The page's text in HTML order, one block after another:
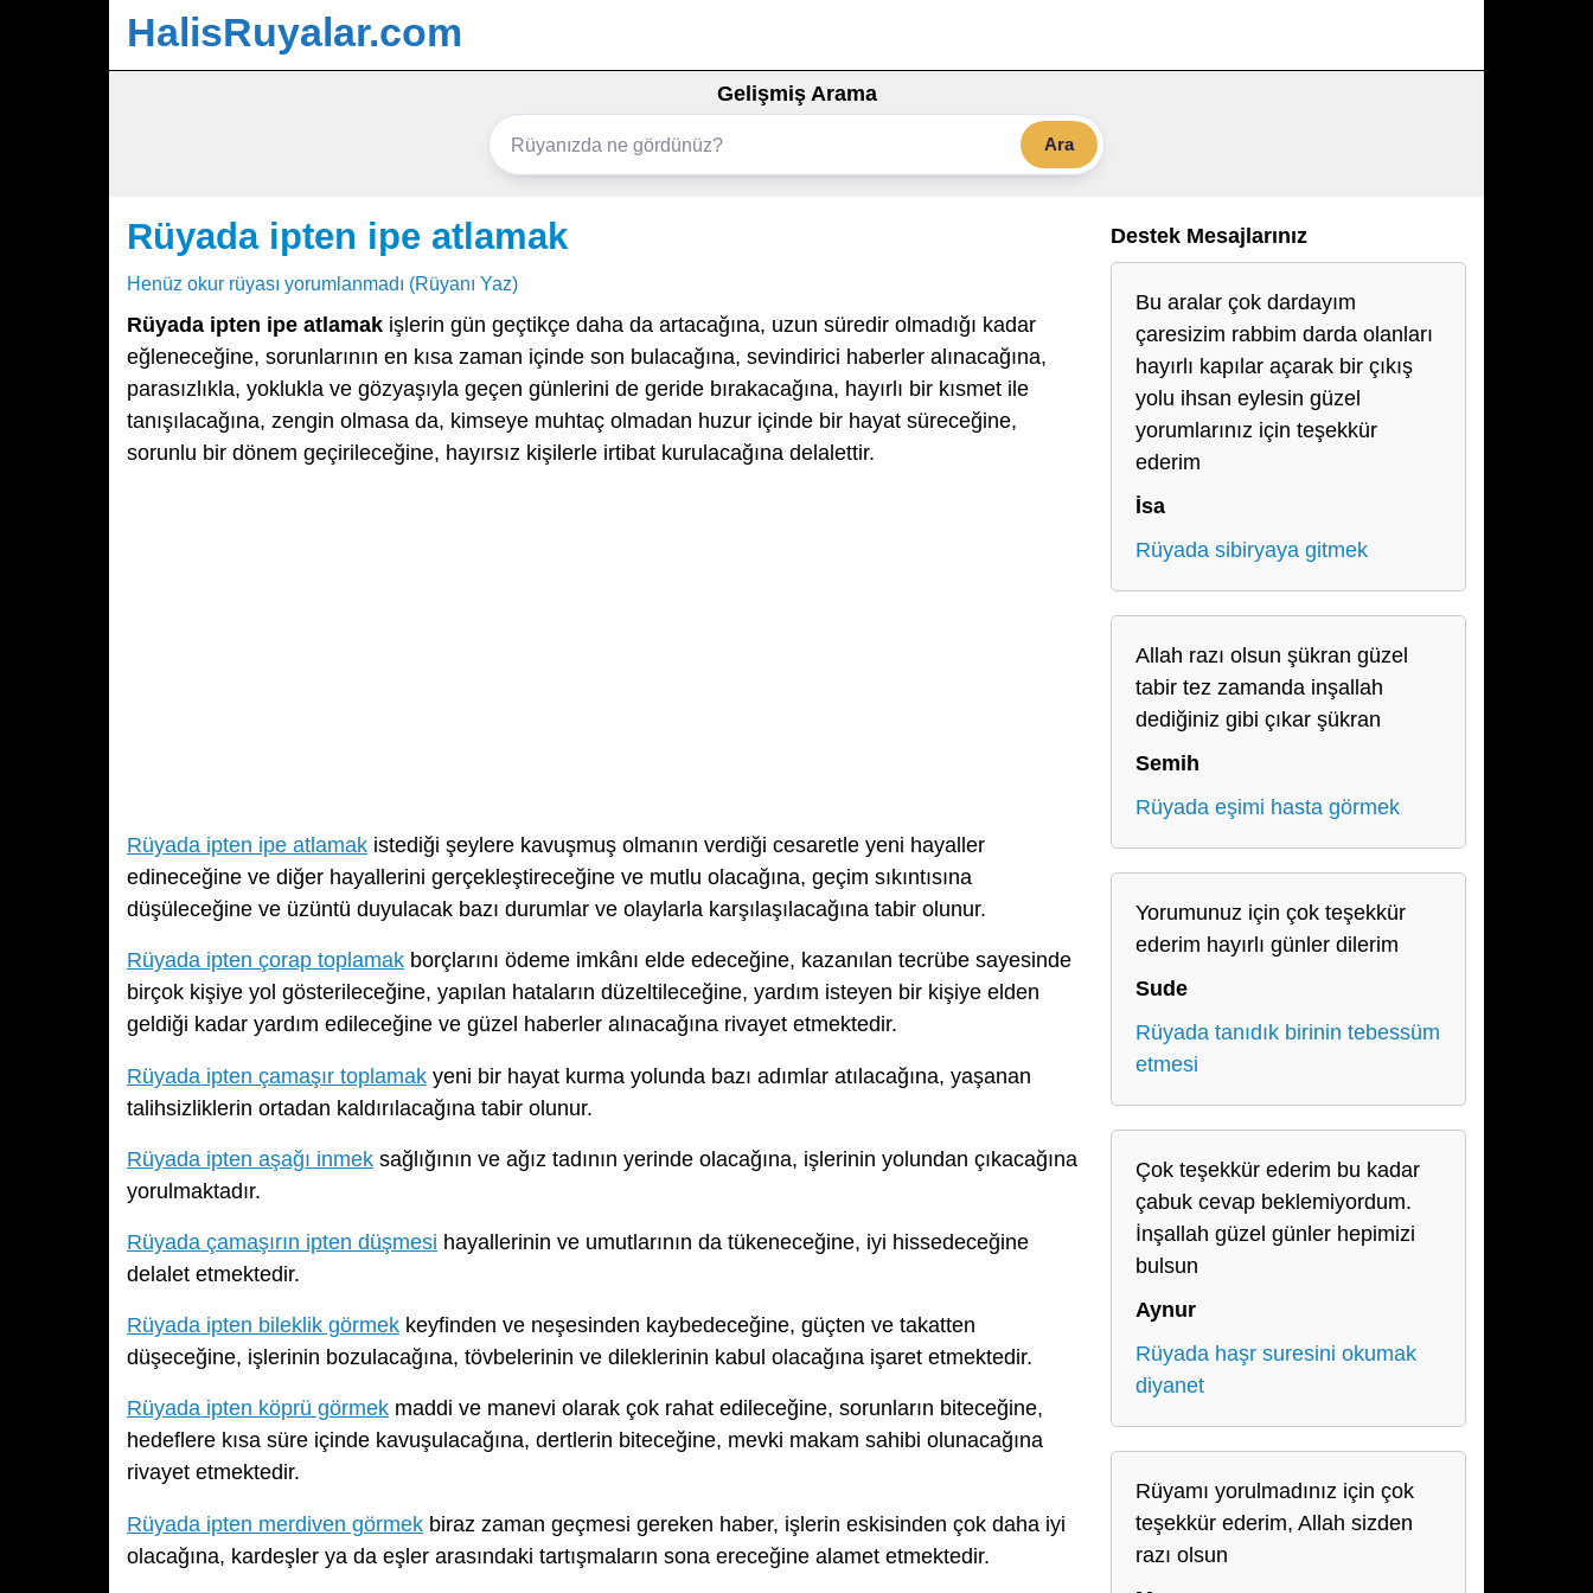
HalisRuyalar.com
Gelişmiş Arama
Ara
Rüyada ipten ipe atlamak
Henüz okur rüyası yorumlanmadı (Rüyanı Yaz)
Rüyada ipten ipe atlamak işlerin gün geçtikçe daha da artacağına, uzun süredir olmadığı kadar
eğleneceğine, sorunlarının en kısa zaman içinde son bulacağına, sevindirici haberler alınacağına,
parasızlıkla, yoklukla ve gözyaşıyla geçen günlerini de geride bırakacağına, hayırlı bir kısmet ile
tanışılacağına, zengin olmasa da, kimseye muhtaç olmadan huzur içinde bir hayat süreceğine,
sorunlu bir dönem geçirileceğine, hayırsız kişilerle irtibat kurulacağına delalettir.
Rüyada ipten ipe atlamak istediği şeylere kavuşmuş olmanın verdiği cesaretle yeni hayaller
edineceğine ve diğer hayallerini gerçekleştireceğine ve mutlu olacağına, geçim sıkıntısına
düşüleceğine ve üzüntü duyulacak bazı durumlar ve olaylarla karşılaşılacağına tabir olunur.
Rüyada ipten çorap toplamak borçlarını ödeme imkânı elde edeceğine, kazanılan tecrübe sayesinde
birçok kişiye yol gösterileceğine, yapılan hataların düzeltileceğine, yardım isteyen bir kişiye elden
geldiği kadar yardım edileceğine ve güzel haberler alınacağına rivayet etmektedir.
Rüyada ipten çamaşır toplamak yeni bir hayat kurma yolunda bazı adımlar atılacağına, yaşanan
talihsizliklerin ortadan kaldırılacağına tabir olunur.
Rüyada ipten aşağı inmek sağlığının ve ağız tadının yerinde olacağına, işlerinin yolundan çıkacağına
yorulmaktadır.
Rüyada çamaşırın ipten düşmesi hayallerinin ve umutlarının da tükeneceğine, iyi hissedeceğine
delalet etmektedir.
Rüyada ipten bileklik görmek keyfinden ve neşesinden kaybedeceğine, güçten ve takatten
düşeceğine, işlerinin bozulacağına, tövbelerinin ve dileklerinin kabul olacağına işaret etmektedir.
Rüyada ipten köprü görmek maddi ve manevi olarak çok rahat edileceğine, sorunların biteceğine,
hedeflere kısa süre içinde kavuşulacağına, dertlerin biteceğine, mevki makam sahibi olunacağına
rivayet etmektedir.
Rüyada ipten merdiven görmek biraz zaman geçmesi gereken haber, işlerin eskisinden çok daha iyi
olacağına, kardeşler ya da eşler arasındaki tartışmaların sona ereceğine alamet etmektedir.
Destek Mesajlarınız
Bu aralar çok dardayım
çaresizim rabbim darda olanları
hayırlı kapılar açarak bir çıkış
yolu ihsan eylesin güzel
yorumlarınız için teşekkür
ederim
İsa
Rüyada sibiryaya gitmek
Allah razı olsun şükran güzel
tabir tez zamanda inşallah
dediğiniz gibi çıkar şükran
Semih
Rüyada eşimi hasta görmek
Yorumunuz için çok teşekkür
ederim hayırlı günler dilerim
Sude
Rüyada tanıdık birinin tebessüm
etmesi
Çok teşekkür ederim bu kadar
çabuk cevap beklemiyordum.
İnşallah güzel günler hepimizi
bulsun
Aynur
Rüyada haşr suresini okumak
diyanet
Rüyamı yorulmadınız için çok
teşekkür ederim, Allah sizden
razı olsun